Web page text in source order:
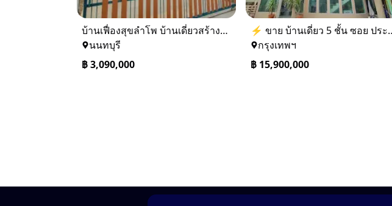
บ้านเฟื่องสุขลำโพ บ้านเดี่ยวสร้างใหม่ บางบัวทอง
นนทบุรี
฿3,090,000
⚡ ขาย บ้านเดี่ย
กรุงเทพฯ
฿ 15,900,000